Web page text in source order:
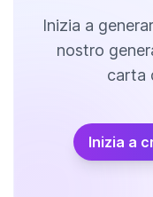
Inizia a
nostro
carta
Inizia a